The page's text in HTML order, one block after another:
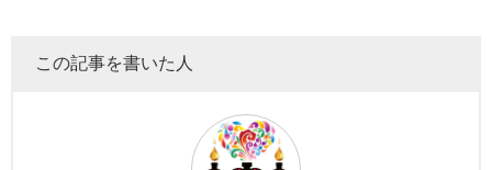
この記事を書いた人